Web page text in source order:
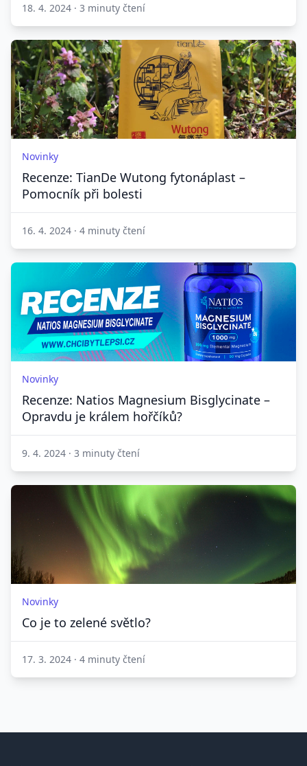
18. 4. 2024 · 3 minuty čtení
Novinky
Recenze: TianDe Wutong fytonáplast –
Pomocník při bolesti
16. 4. 2024 · 4 minuty čtení
Novinky
Recenze: Natios Magnesium Bisglycinate –
Opravdu je králem hořčíků?
9. 4. 2024 · 3 minuty čtení
Novinky
Co je to zelené světlo?
17. 3. 2024 · 4 minuty čtení